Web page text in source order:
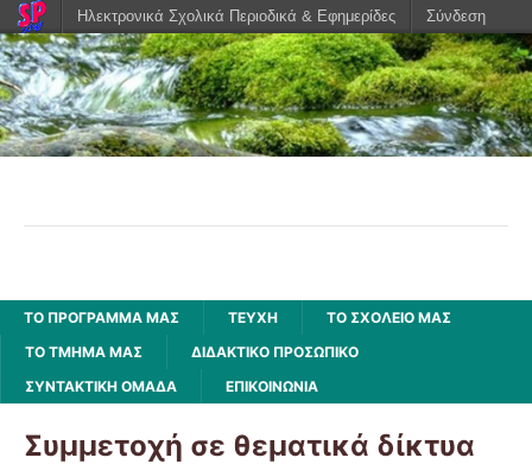
ΤΟ ΠΡΌΓΡΑΜΜΆ ΜΑΣ ΤΕΥΧΗ
ΤΟ ΣΧΟΛΕΙΟ ΜΑΣ
ΤΟ ΤΜΉΜΑ ΜΑΣ
ΔΙΔΑΚΤΙΚΟ ΠΡΟΣΩΠΙΚΟ
ΣΥΝΤΑΚΤΙΚΗ ΟΜΑΔΑ
ΕΠΙΚΟΙΝΩΝΙΑ
Συμμετοχή σε θεματικά δίκτυα
Ηλεκτρονικά Σχολικά Περιοδικά & Εφημερίδες Σύνδεση